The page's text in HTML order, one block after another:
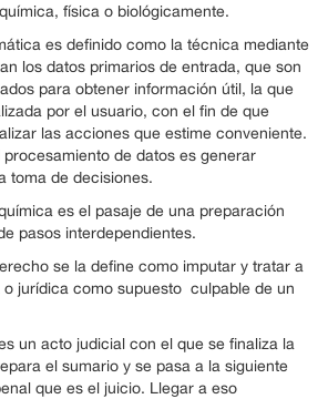
física o biológicamente.
es definido como la técnica mediante
los datos primarios de entrada, que son
para obtener información útil, la que
por el usuario, con el fin de que
las acciones que estime conveniente.
procesamiento de datos es generar
toma de decisiones.
es el pasaje de una preparación
pasos interdependientes.
se la define como imputar y tratar a
o jurídica como supuesto culpable de un
un acto judicial con el que se finaliza la
el sumario y se pasa a la siguiente
que es el juicio. Llegar a eso